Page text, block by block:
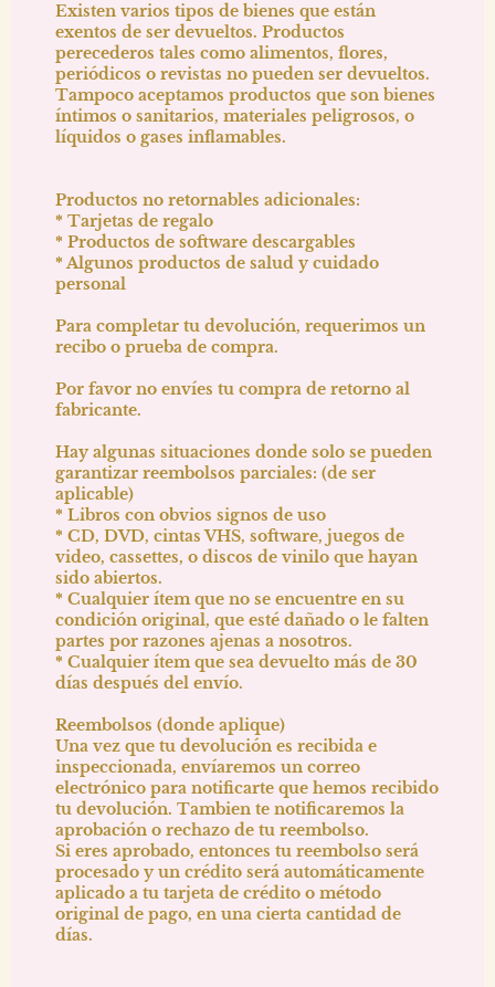
Existen varios tipos de bienes que están
exentos de ser devueltos. Productos
perecederos tales como alimentos, flores,
periódicos o revistas no pueden ser devueltos.
Tampoco aceptamos productos que son bienes
íntimos o sanitarios, materiales peligrosos, o
líquidos o gases inflamables.
Productos no retornables adicionales:
* Tarjetas de regalo
* Productos de software descargables
* Algunos productos de salud y cuidado
personal
Para completar tu devolución, requerimos un
recibo o prueba de compra.
Por favor no envíes tu compra de retorno al
fabricante.
Hay algunas situaciones donde solo se pueden
garantizar reembolsos parciales: (de ser
aplicable)
* Libros con obvios signos de uso
* CD, DVD, cintas VHS, software, juegos de
video, cassettes, o discos de vinilo que hayan
sido abiertos.
* Cualquier ítem que no se encuentre en su
condición original, que esté dañado o le falten
partes por razones ajenas a nosotros.
* Cualquier ítem que sea devuelto más de 30
días después del envío.
Reembolsos (donde aplique)
Una vez que tu devolución es recibida e
inspeccionada, envíaremos un correo
electrónico para notificarte que hemos recibido
tu devolución. Tambien te notificaremos la
aprobación o rechazo de tu reembolso.
Si eres aprobado, entonces tu reembolso será
procesado y un crédito será automáticamente
aplicado a tu tarjeta de crédito o método
original de pago, en una cierta cantidad de
días.